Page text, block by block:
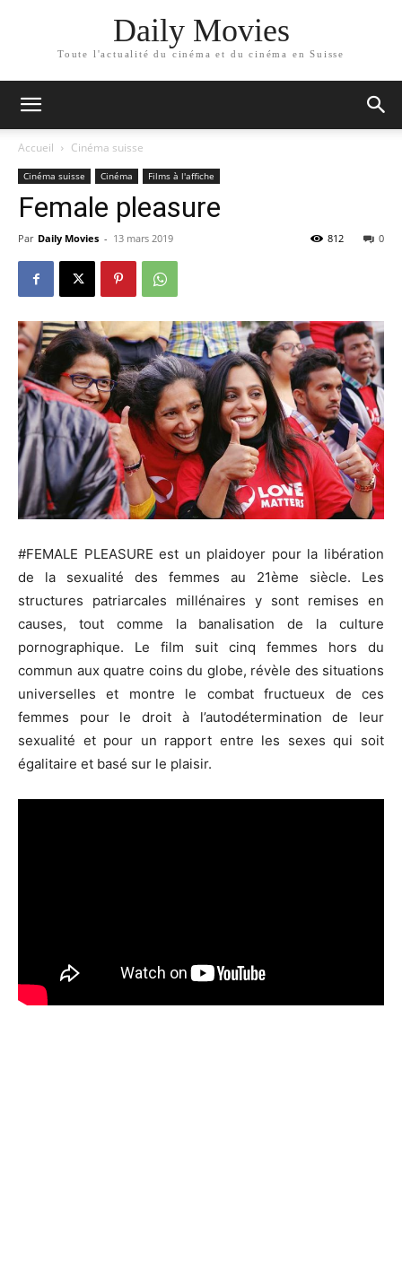
Daily Movies
Toute l'actualité du cinéma et du cinéma en Suisse
Accueil Cinéma suisse
Cinéma suisse Cinéma Films à l'affiche
Female pleasure
Par Daily Movies - 13 mars 2019 0
812
#FEMALE PLEASURE est un plaidoyer pour la libération
de la sexualité des femmes au 21ème siècle. Les
structures patriarcales millénaires y sont remises en
causes, tout comme la banalisation de la culture
pornographique. Le film suit cinq femmes hors du
commun aux quatre coins du globe, révèle des situations
universelles et montre le combat fructueux de ces
femmes pour le droit à l’autodétermination de leur
sexualité et pour un rapport entre les sexes qui soit
égalitaire et basé sur le plaisir.